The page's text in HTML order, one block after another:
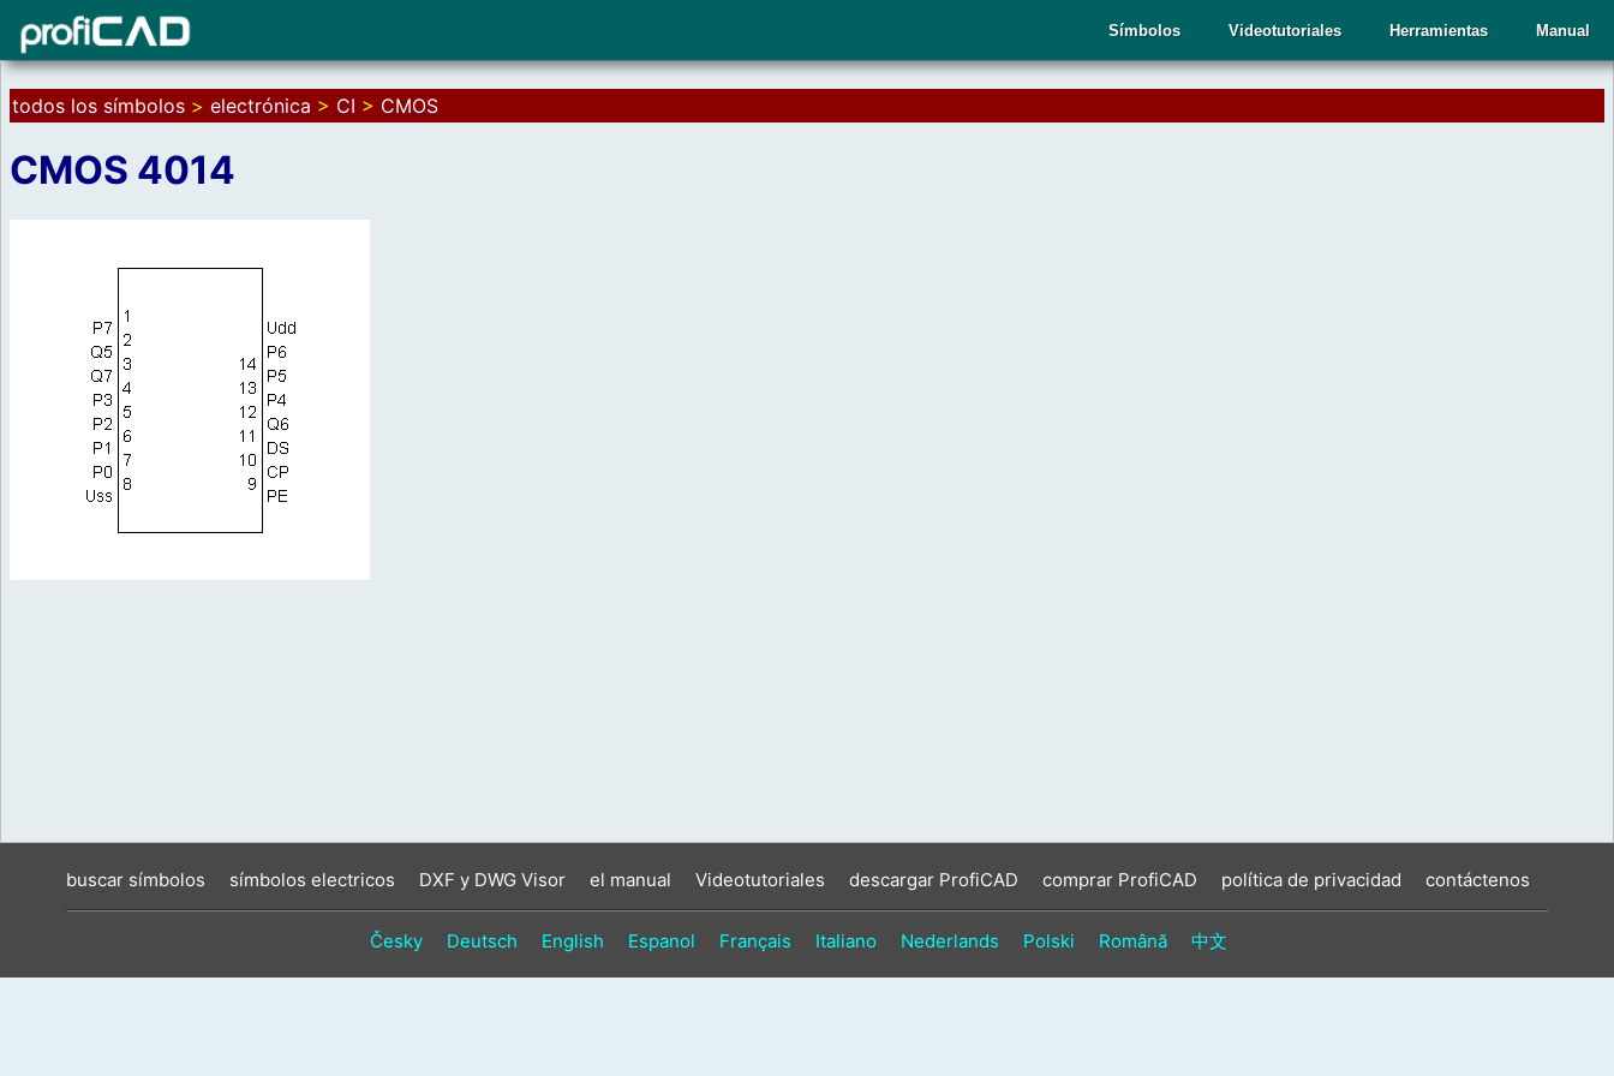
Manual
Herramientas
Videotutoriales
Símbolos
todos los símbolos > electrónica > CI > CMOS
CMOS 4014
buscar símbolos símbolos electricos DXF y DWG Visor el manual Videotutoriales descargar ProfiCAD comprar ProfiCAD política de privacidad contáctenos
Česky Deutsch English Espanol Français Italiano Nederlands Polski Română 中文